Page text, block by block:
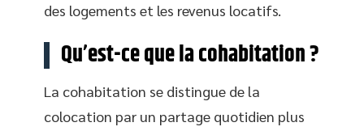
des logements et les revenus locatifs.
Qu’est-ce que la cohabitation ?
La cohabitation se distingue de la
colocation par un partage quotidien plus